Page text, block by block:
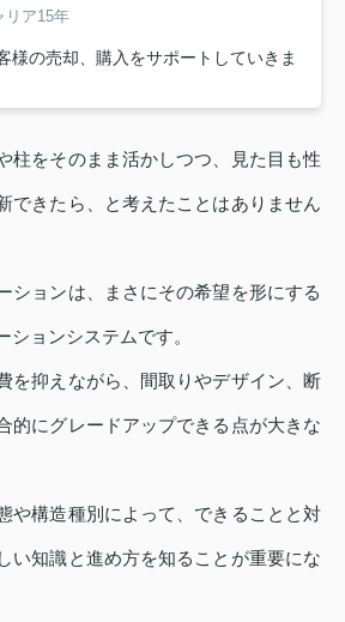
リア15年
様の売却、購入をサポートしていきま
柱をそのまま活かしつつ、見た目も性
できたら、と考えたことはありません
ションは、まさにその希望を形にする
ョンシステムです。
を抑えながら、間取りやデザイン、断
的にグレードアップできる点が大きな
や構造種別によって、できることと対
い知識と進め方を知ることが重要にな